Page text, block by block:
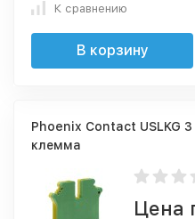
К сравнению
В корзину
Phoenix Contact USLKG
клемма
Цена